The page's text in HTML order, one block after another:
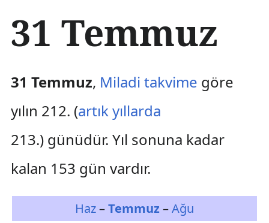
ç
e
r
e
t
a
31 Temmuz
31 Temmuz, Miladi takvime göre
yılın 212. (artık yıllarda
213.) günüdür. Yıl sonuna kadar
kalan 153 gün vardır.
Haz–Temmuz–Ağu